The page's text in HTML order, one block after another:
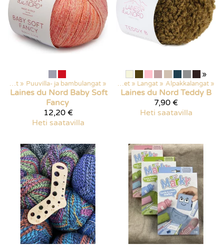
Langat ‪» Puuvilla- ja bambulangat ‪»
Laines du Nord Baby Soft
Fancy
12,20 €
Heti saatavilla
»
Kaikki tuotteet ‪» Langat ‪» Alpakkalangat ‪»
Laines du Nord Teddy B
7,90 €
Heti saatavilla